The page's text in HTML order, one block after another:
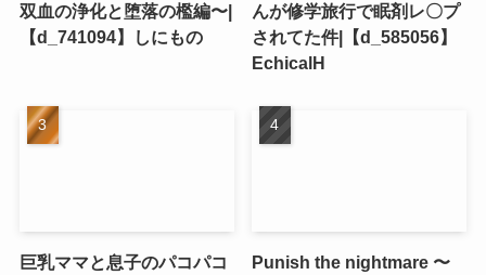
双血の浄化と堕落の檻編〜|
【d_741094】しにもの
んが修学旅行で眠剤レ〇プ
されてた件|【d_585056】
EchicalH
巨乳ママと息子のパコパコ
Punish the nightmare 〜